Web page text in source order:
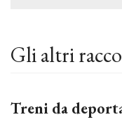
Gli altri
Treni da